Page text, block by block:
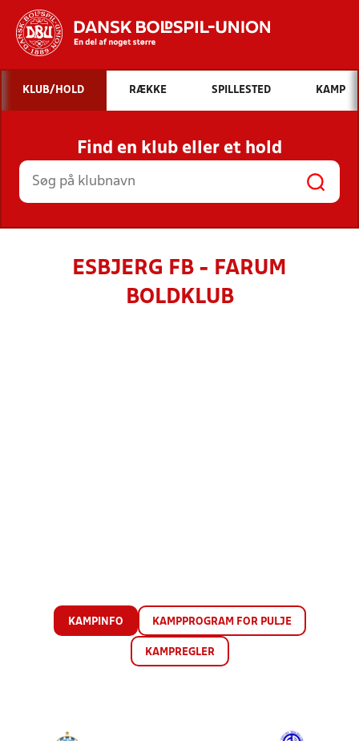
Hvad vil du søge efter?
INDHOLD OG NYHEDER
STILLINGER, RESULTATER, KLUBBER OG
HOLD
KLUB/HOLD RÆKKE SPILLESTED KAMP
Find en klub eller et hold
ESBJERG FB - FARUM
BOLDKLUB
KAMPINFO KAMPPROGRAM FOR PULJE
KAMPREGLER